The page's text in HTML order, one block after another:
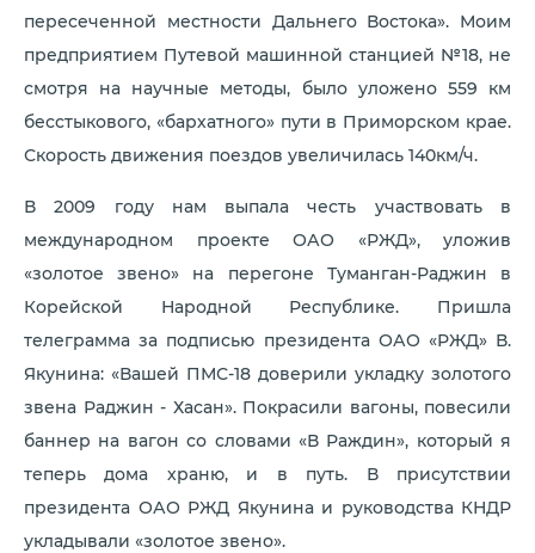
пересеченной местности Дальнего Востока». Моим
предприятием Путевой машинной станцией №18, не
смотря на научные методы, было уложено 559 км
бесстыкового, «бархатного» пути в Приморском крае.
Скорость движения поездов увеличилась 140км/ч.
В 2009 году нам выпала честь участвовать в
международном проекте ОАО «РЖД», уложив
«золотое звено» на перегоне Туманган-Раджин в
Корейской Народной Республике. Пришла
телеграмма за подписью президента ОАО «РЖД» В.
Якунина: «Вашей ПМС-18 доверили укладку золотого
звена Раджин - Хасан». Покрасили вагоны, повесили
баннер на вагон со словами «В Раждин», который я
теперь дома храню, и в путь. В присутствии
президента ОАО РЖД Якунина и руководства КНДР
укладывали «золотое звено».